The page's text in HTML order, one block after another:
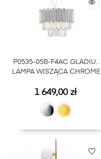
P0535-05B-F4AC GLADIUS
LAMPA WISZĄCA CHROME
Cena
1 649,00 zł